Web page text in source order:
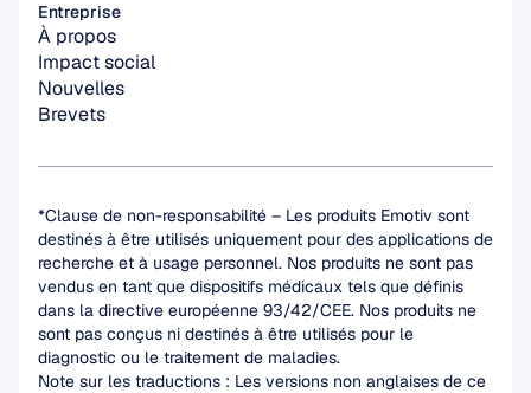
Entreprise
À propos
Impact social
Nouvelles
Brevets
*Clause de non-responsabilité – Les produits Emotiv sont
destinés à être utilisés uniquement pour des applications de
recherche et à usage personnel. Nos produits ne sont pas
vendus en tant que dispositifs médicaux tels que définis
dans la directive européenne 93/42/CEE. Nos produits ne
sont pas conçus ni destinés à être utilisés pour le
diagnostic ou le traitement de maladies.
Note sur les traductions : Les versions non anglaises de ce